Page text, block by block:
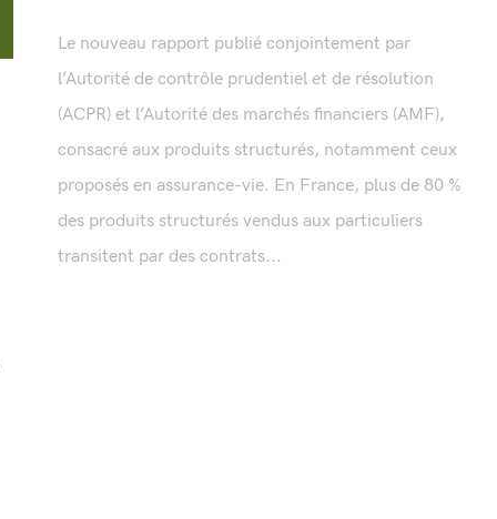
Le nouveau rapport publié conjointement par
l’Autorité de contrôle prudentiel et de résolution
(ACPR) et l’Autorité des marchés financiers (AMF),
consacré aux produits structurés, notamment ceux
proposés en assurance-vie. En France, plus de 80 %
des produits structurés vendus aux particuliers
transitent par des contrats...